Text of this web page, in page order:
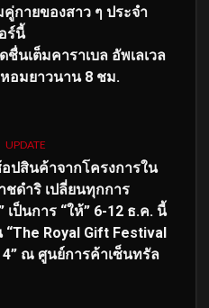
คู่กายของสาว ๆ ประจำ
ร์นี้
ชื่นเต็มคาราเบล อัพเลเวล
อมยาวนาน 8 ชม.
UPDATE
ปสินค้าจากโครงการใน
ชดำริ เปลี่ยนทุกการ
เป็นการ “ให้” 6-12 ธ.ค. นี้
“The Royal Gift Festival
4” ณ ศูนย์การค้าเซ็นทรัล